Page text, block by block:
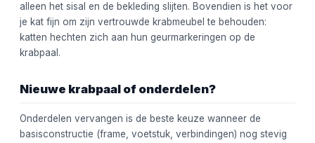
alleen het sisal en de bekleding slijten. Bovendien is het voor
je kat fijn om zijn vertrouwde krabmeubel te behouden:
katten hechten zich aan hun geurmarkeringen op de
krabpaal.
Nieuwe krabpaal of onderdelen?
Onderdelen vervangen is de beste keuze wanneer de
basisconstructie (frame, voetstuk, verbindingen) nog stevig